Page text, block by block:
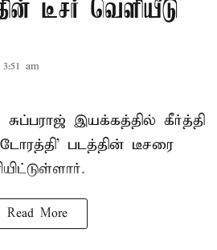
டீசர் வெளியீடு
am
சுப்பராஜ் இயக்கத்தில் கீர்த்தி
படத்தின் டீசரை
Read More